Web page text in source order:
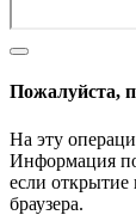
Пожалуйста,
На эту
Информация
если открытие
браузера.